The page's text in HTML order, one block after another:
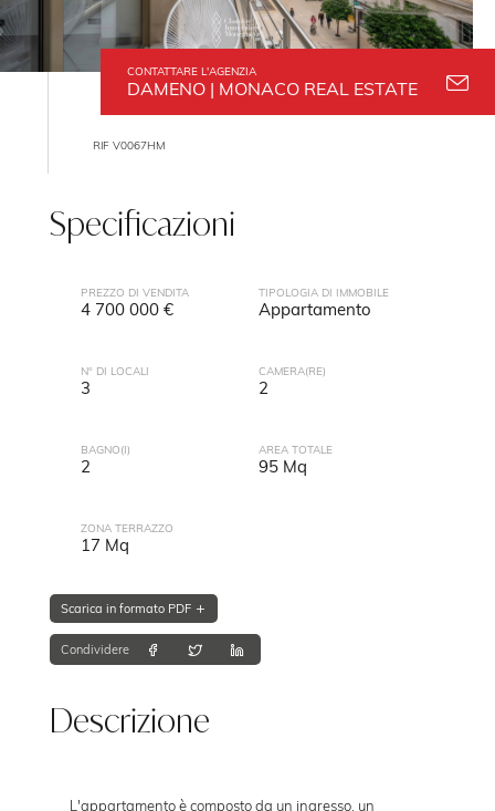
CONTATTARE L'AGENZIA
DAMENO | MONACO REAL ESTATE
RIF V0067HM
Specificazioni
PREZZO DI VENDITA
4 700 000 €
TIPOLOGIA DI IMMOBILE
Appartamento
N° DI LOCALI
3
CAMERA(RE)
2
BAGNO(I)
2
AREA TOTALE
95 Mq
ZONA TERRAZZO
17 Mq
Scarica in formato PDF
Condividere
Descrizione
L'appartamento è composto da un ingresso, un